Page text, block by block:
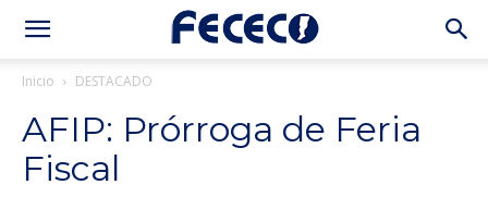
Inicio DESTACADO
AFIP: Prórroga de Feria
Fiscal